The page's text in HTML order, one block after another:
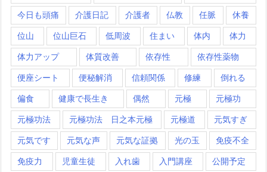
今日も頭痛 介護日記 介護者 仏教 任脈 休養
位山 位山巨石 低周波 住まい 体内 体力
体力アップ 体質改善 依存性 依存性薬物
便座シート 便秘解消 信頼関係 修練 倒れる
偏食 健康で長生き 偶然 元極 元極功
元極功法 元極功法 日之本元極 元極道 元気すぎ
元気です 元気な声 元気な証拠 光の玉 免疫不全
免疫力 児童生徒 入れ歯 入門講座 公開予定